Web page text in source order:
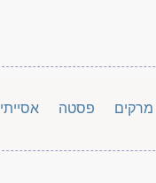
מרקים פסטה אסייתי